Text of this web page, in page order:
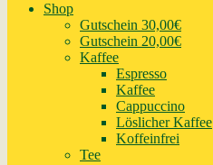
Shop
Gutschein 30,00€
Gutschein 20,00€
Kaffee
Espresso
Kaffee
Cappuccino
Löslicher Kaffee
Koffeinfrei
Tee